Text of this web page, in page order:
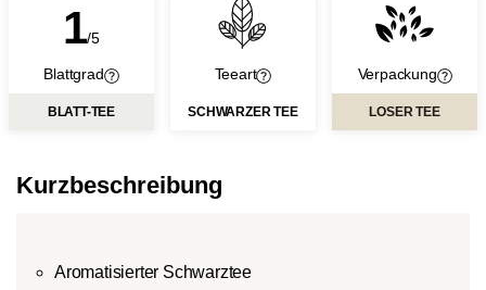
1/5
Blattgrad
Besteht aus unbeschädigten Teeblättern
und/oder Blattteilen.
Fannings-Tee:Fannings sind feine Teeblatt
BLATT-TEE
Teeart
SCHWARZER TEE
Verpackung
LOSER TEE
Kurzbeschreibung
Aromatisierter Schwarztee